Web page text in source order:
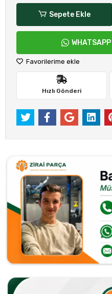
Sepete Ekle
Favorilerime ekle
Hızlı Gönderi